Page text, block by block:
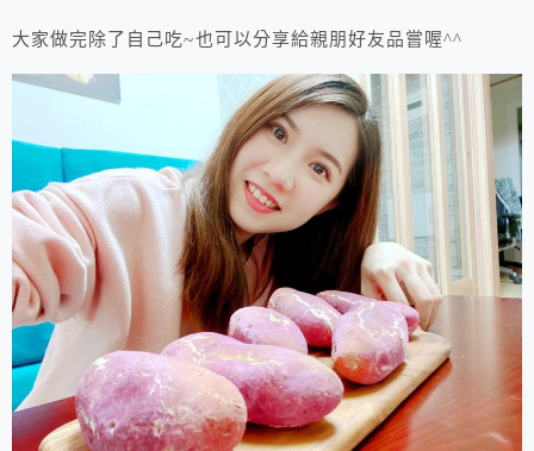
大家做完除了自己吃~也可以分享給親朋好友品嘗喔^^